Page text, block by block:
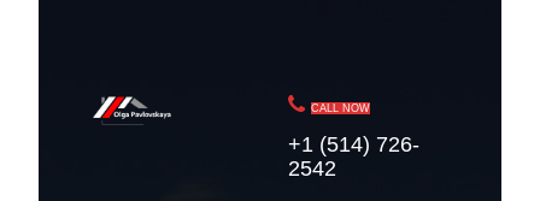
CALL NOW
+1 (514) 726-
2542